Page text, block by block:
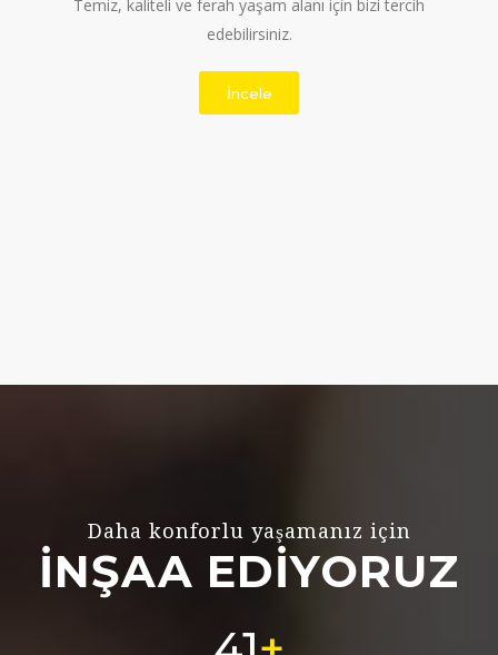
Temiz, kaliteli ve ferah yaşam alanı için bizi tercih
edebilirsiniz.
İncele
Daha konforlu yaşamanız için
İNŞAA EDİYORUZ